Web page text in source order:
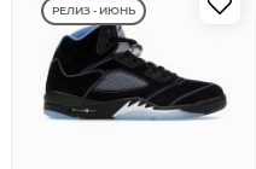
РЕЛИЗ - ИЮНЬ